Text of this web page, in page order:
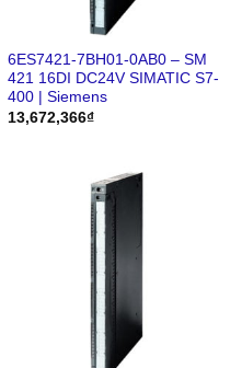
6ES7421-7BH01-0AB0 – SM
421 16DI DC24V SIMATIC S7-
400 | Siemens
13,672,366₫